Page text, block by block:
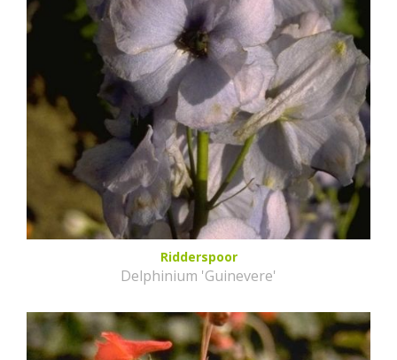
Ridderspoor
Delphinium 'Guinevere'